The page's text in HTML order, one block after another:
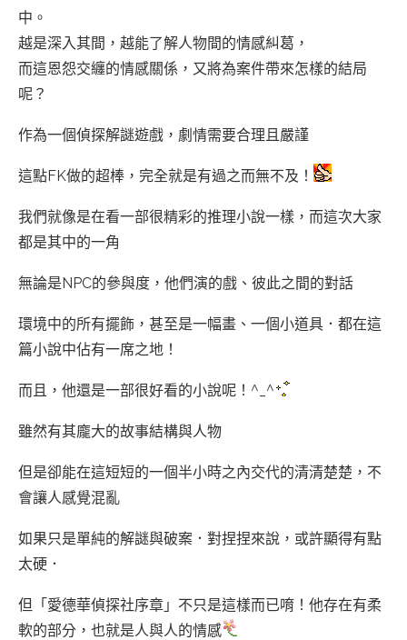
中。
越是深入其間，越能了解人物間的情感糾葛，
而這恩怨交纏的情感關係，又將為案件帶來怎樣的結局
呢？
作為一個偵探解謎遊戲，劇情需要合理且嚴謹
這點FK做的超棒，完全就是有過之而無不及！
我們就像是在看一部很精彩的推理小說一樣，而這次大家
都是其中的一角
無論是NPC的參與度，他們演的戲、彼此之間的對話
環境中的所有擺飾，甚至是一幅畫、一個小道具．都在這
篇小說中佔有一席之地！
而且，他還是一部很好看的小說呢！^_^
雖然有其龐大的故事結構與人物
但是卻能在這短短的一個半小時之內交代的清清楚楚，不
會讓人感覺混亂
如果只是單純的解謎與破案．對捏捏來說，或許顯得有點
太硬．
但「愛德華偵探社序章」不只是這樣而已唷！他存在有柔
軟的部分，也就是人與人的情感